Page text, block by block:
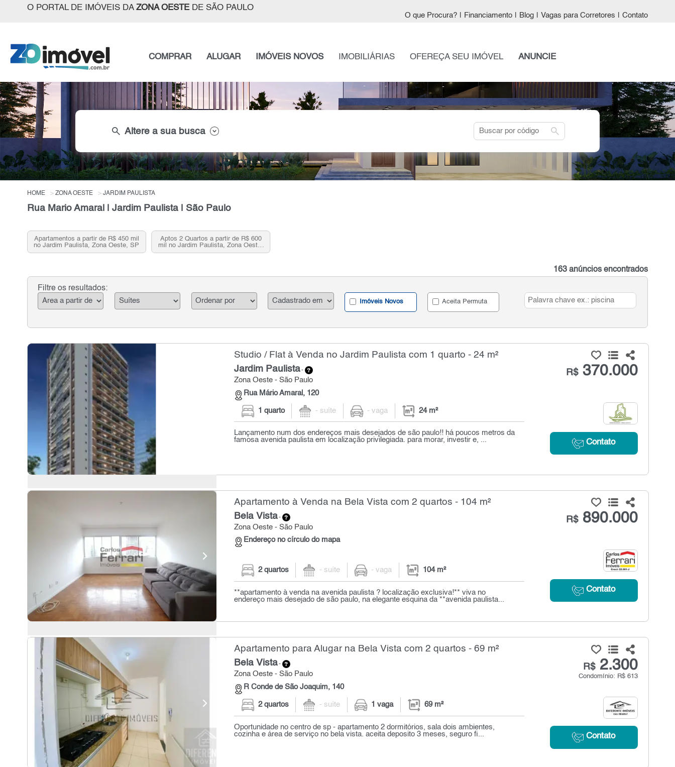
O PORTAL DE IMÓVEIS DA ZONA OESTEDE SÃO PAULO
O que Procura? Financiamento Blog Vagas para Corretores Contato
COMPRAR ALUGAR IMÓVEIS NOVOS IMOBILIÁRIAS OFEREÇA SEU IMÓVEL ANUNCIE
search Altere a sua busca search
HOME ZONA OESTE JARDIM PAULISTA
Rua Mario Amaral | Jardim Paulista | São Paulo
Apartamentos a partir de R$ 450 mil
no Jardim Paulista, Zona Oeste, SP
Aptos 2 Quartos a partir de R$ 600
mil no Jardim Paulista, Zona Oeste,
SP
163 anúncios encontrados
Filtre os resultados:
Imóveis Novos Aceita Permuta
Studio / Flat à Venda no Jardim Paulista com 1 quarto - 24 m²
Jardim Paulista-
Zona Oeste - São Paulo
Rua Mário Amaral, 120
R$370.000
Contato
1 quarto - suíte - vaga 24 m²
Lançamento num dos endereços mais desejados de são paulo!! há poucos metros da
famosa avenida paulista em localização privilegiada. para morar, investir e, ...
Apartamento à Venda na Bela Vista com 2 quartos - 104 m²
Bela Vista-
Zona Oeste - São Paulo
Endereço no círculo do mapa
R$890.000
Contato
2 quartos - suíte - vaga 104 m²
**apartamento à venda na avenida paulista ? localização exclusiva!** viva no
endereço mais desejado de são paulo, na elegante esquina da **avenida paulista...
Apartamento para Alugar na Bela Vista com 2 quartos - 69 m²
Bela Vista-
Zona Oeste - São Paulo
R Conde de São Joaquim, 140
R$2.300
Condomínio: R$ 613
Contato
2 quartos - suíte 1 vaga 69 m²
Oportunidade no centro de sp - apartamento 2 dormitórios, sala dois ambientes,
cozinha e área de serviço no bela vista. aceita deposito 3 meses, seguro fi...